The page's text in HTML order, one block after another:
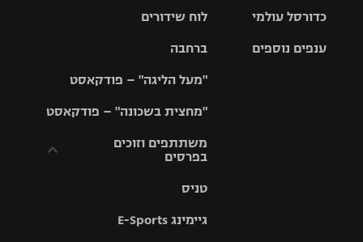
לוח שידורים
ברחבה
"מעל הליגה" – פודקאסט
"מחצית בשכונה" – פודקאסט
משתתפים וזוכים
בפרסים
וזוכים בפרסים
טניס
גיימינג E-Sports
גביע הטוטו
האלופות
ליגה
סל
כדורסל עולמי
ענפים נוספים